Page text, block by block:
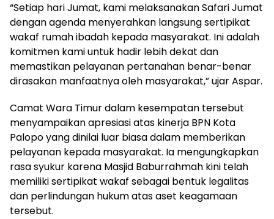
“Setiap hari Jumat, kami melaksanakan Safari Jumat
dengan agenda menyerahkan langsung sertipikat
wakaf rumah ibadah kepada masyarakat. Ini adalah
komitmen kami untuk hadir lebih dekat dan
memastikan pelayanan pertanahan benar-benar
dirasakan manfaatnya oleh masyarakat,” ujar Aspar.
Camat Wara Timur dalam kesempatan tersebut
menyampaikan apresiasi atas kinerja BPN Kota
Palopo yang dinilai luar biasa dalam memberikan
pelayanan kepada masyarakat. Ia mengungkapkan
rasa syukur karena Masjid Baburrahmah kini telah
memiliki sertipikat wakaf sebagai bentuk legalitas
dan perlindungan hukum atas aset keagamaan
tersebut.